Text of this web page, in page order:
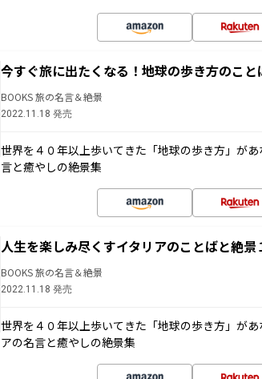
今すぐ旅に出たくなる！地球の歩き方のこと
BOOKS 旅の名言＆絶景
2022.11.18 発売
世界を４０年以上歩いてきた「地球の歩き方」が
言と癒やしの絶景集
人生を楽しみ尽くすイタリアのことばと絶景
BOOKS 旅の名言＆絶景
2022.11.18 発売
世界を４０年以上歩いてきた「地球の歩き方」が
アの名言と癒やしの絶景集